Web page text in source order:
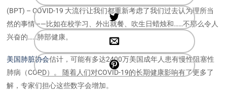
(BPT) – COVID-19 大流行让我们都重新考虑了我们过去认为理所当
然的事情——比如在校学习、外出就餐、吹生日蜡烛和……不那么令人
兴奋的……肺部健康。
美国肺脏协会估计，可能有多达2400万美国成年人患有慢性阻塞性
肺病（COPD）。 随着人们对COVID-19的长期健康影响有了更多了
解，专家们担心这些数字会增加。